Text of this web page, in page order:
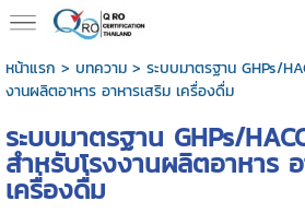
หน้าแรก > บทความ> ระบบมาตรฐาน GHPs/
งานผลิตอาหาร อาหารเสริม เครื่องดื่ม
ระบบมาตรฐาน GHPs/
สำหรับโรงงานผลิตอาหาร
เครื่องดื่ม